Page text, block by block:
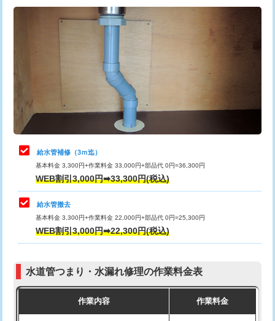
給水管工事※（ライニング鋼管・銅
管・ポリ管・HT管使用/3ｍ超え)
排水管工事（土の掘削・埋め戻し作
11,000円~
排水管工事（排水管工事/3ｍまで） 55,000円
排水管工事（追加 排水管工事/3ｍ超
マス交換（土の掘削・埋め戻し作業）
マス交換（深さ50㎝未満）
マス交換（深さ50㎝以上）
コンクリート斫り（厚さ10㎝まで）
モルタル補修（厚さ10㎝超え） 38,500円
追加トーラー機使用/3m超え
33,000円
8,800円
止水・漏水調査・防水処理・清掃・修
理・調整・分解・加工など（軽作業）
11,000円
止水・漏水調査・防水処理・清掃・修
理・調整・分解・加工など（中作業）
止水・漏水調査・防水処理・清掃・修
理・調整・分解・加工など（重作業）
33,000円
その他部品の脱着
交換・取付（タンク）
式）)
式・ワンホール）)
給水管補修（3ｍ迄）
基本料金 3,300円+作業料金 33,000円+部品代 0円=36,300円
WEB割引3,000円➡33,300円(税込)
給水管撤去
基本料金 3,300円+作業料金 22,000円+部品代 0円=25,300円
WEB割引3,000円➡22,300円(税込)
水道管つまり・水漏れ修理の作業料金表
作業内容 作業料金